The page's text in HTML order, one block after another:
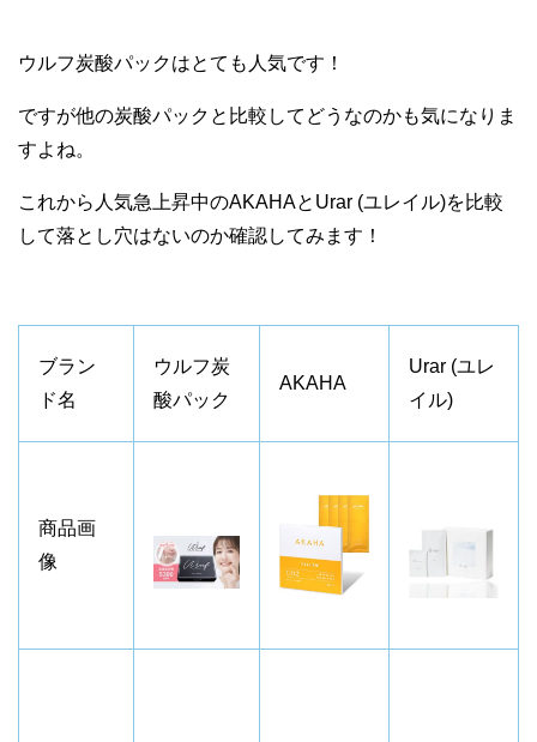
ウルフ炭酸パックはとても人気です！
ですが他の炭酸パックと比較してどうなのかも気になりま
すよね。
これから人気急上昇中のAKAHAとUrar (ユレイル)を比較
して落とし穴はないのか確認してみます！
ブラン
ド名
ウルフ炭
酸パック
AKAHA
Urar (ユレ
イル)
商品画
像